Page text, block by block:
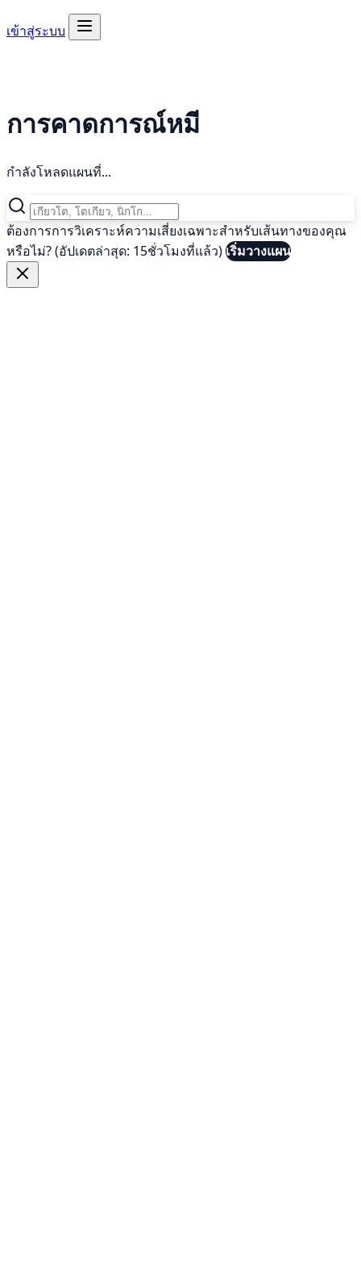
เข้าสู่ระบบ
การคาดการณ์หมี
กำลังโหลดแผนที่...
ต้องการการวิเคราะห์ความเสี่ยงเฉพาะสำหรับเส้นทางของคุณ
หรือไม่? (อัปเดตล่าสุด: 15ชั่วโมงที่แล้ว)เริ่มวางแผน